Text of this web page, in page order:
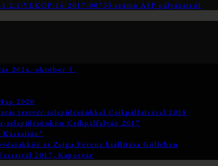
VEKOP-16-2017-00733 számú ASP pályázatról
2024. október 5.
2020
testvér-településünkkel Csíkpálfalvával 2018
településünkön Csíkpálfalván 2017
és Zsiga Ferenc kiállítása Göllében
2017, Kaposvár